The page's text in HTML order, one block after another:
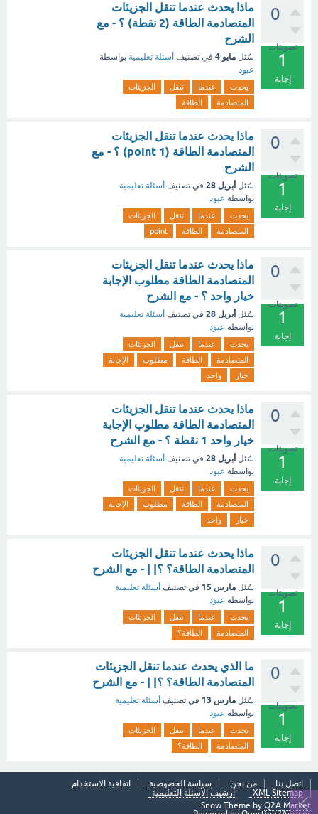
0
تصويتات
1
إجابة
ماذا يحدث عندما تنقل الجزيئات
المتصادمة الطاقة (2 نقطة) ؟ - مع
الشرح
سُئل مايو 4 في تصنيف أسئلة تعليمية بواسطة
عبود
يحدث عندما تنقل
الجزيئات
المتصادمة
الطاقة
0
تصويتات
1
إجابة
ماذا يحدث عندما تنقل الجزيئات
المتصادمة الطاقة (1 point) ؟ - مع
الشرح
سُئل أبريل 28 في تصنيف أسئلة تعليمية
بواسطة عبود
يحدث عندما تنقل
الجزيئات
المتصادمة
الطاقة point
0
تصويتات
1
إجابة
ماذا يحدث عندما تنقل الجزيئات
المتصادمة الطاقة مطلوب الإجابة
خيار واحد ؟ - مع الشرح
سُئل أبريل 28 في تصنيف أسئلة تعليمية
بواسطة عبود
يحدث عندما تنقل
الجزيئات
المتصادمة
الطاقة مطلوب
الإجابة
خيار
واحد
0
تصويتات
1
إجابة
ماذا يحدث عندما تنقل الجزيئات
المتصادمة الطاقة مطلوب الإجابة
خيار واحد 1 نقطة ؟ - مع الشرح
سُئل أبريل 28 في تصنيف أسئلة تعليمية
بواسطة عبود
يحدث عندما تنقل
الجزيئات
المتصادمة
الطاقة مطلوب
الإجابة
خيار
واحد
0
تصويتات
1
إجابة
ماذا يحدث عندما تنقل الجزيئات
المتصادمة الطاقة؟ ؟| | - مع الشرح
سُئل مارس 15 في تصنيف أسئلة تعليمية
بواسطة عبود
يحدث عندما تنقل
الجزيئات
المتصادمة
الطاقة؟
0
تصويتات
1
إجابة
ما الذي يحدث عندما تنقل الجزيئات
المتصادمة الطاقة؟ ؟| | - مع الشرح
سُئل مارس 13 في تصنيف أسئلة تعليمية
بواسطة عبود
يحدث عندما تنقل
الجزيئات
المتصادمة
الطاقة؟
اتصل بنا من نحن سياسة الخصوصية
اتفاقية الاستخدام
XML Sitemap
أرشيف الأسئلة التعليمية
Snow Theme by Q2A Market